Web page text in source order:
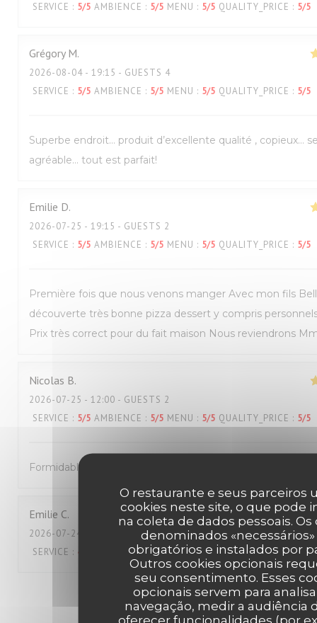
O restaurante e seus parceiros
cookies neste site, o que pode
na coleta de dados pessoais. Os
denominados «necessários»
obrigatórios e instalados por
Outros cookies opcionais
seu consentimento. Esses
opcionais servem para
navegação, medir a audiência
oferecer funcionalidades (por
SERVICE : 5/5 AMBIENCE : 5/5 MENU : 5/5 QUALITY_PRICE : 5/5
Grégory M
2026-08-04 - 19:15 - GUESTS 4
SERVICE : 5/5 AMBIENCE : 5/5 MENU : 5/5 QUALITY_PRICE : 5/5
Superbe endroit… produit d’excellente qualité , copieux…
agréable… tout est parfait!
Emilie D
2026-07-25 - 19:15 - GUESTS 2
SERVICE : 5/5 AMBIENCE : 5/5 MENU : 5/5 QUALITY_PRICE : 5/5
Première fois que nous venons manger Avec mon fils
découverte très bonne pizza dessert y compris
Prix très correct pour du fait maison Nous reviendrons
Nicolas B
2026-07-25 - 12:00 - GUESTS 2
SERVICE : 5/5 AMBIENCE : 5/5 MENU : 5/5 QUALITY_PRICE : 5/5
Formidable !
Emilie C
2026-07-24
- 19:45 - GUESTS 2
SERVICE : 4 AMBIENCE: 5/5 MENU: 4/5 QUALITY_PRICE: 3/5
1 2 3